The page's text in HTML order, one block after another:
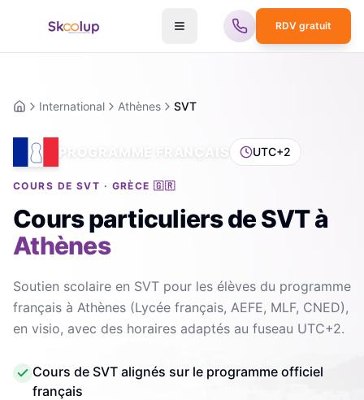
RDV gratuit
AccueilInternational Athènes SVT
PROGRAMME FRANÇAIS UTC+2
COURS DE SVT · GRÈCE 🇬🇷
Cours particuliers de SVTà
Athènes
Soutien scolaire en SVT pour les élèves du programme
français à Athènes (Lycée français, AEFE, MLF, CNED),
en visio, avec des horaires adaptés au fuseau UTC+2.
Cours de SVT alignés sur le programme officiel
français